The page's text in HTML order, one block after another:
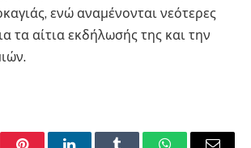
ενώ αναμένονται νεότερες
τα αίτια εκδήλωσής της και την